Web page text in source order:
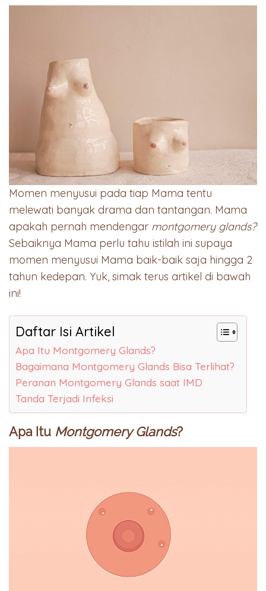
Momen menyusui pada tiap Mama tentu
melewati banyak drama dan tantangan. Mama
apakah pernah mendengar montgomery glands?
Sebaiknya Mama perlu tahu istilah ini supaya
momen menyusui Mama baik-baik saja hingga 2
tahun kedepan. Yuk, simak terus artikel di bawah
ini!
Daftar Isi Artikel
Apa Itu Montgomery Glands?
Bagaimana Montgomery Glands Bisa Terlihat?
Peranan Montgomery Glands saat IMD
Tanda Terjadi Infeksi
Apa Itu Montgomery Glands?